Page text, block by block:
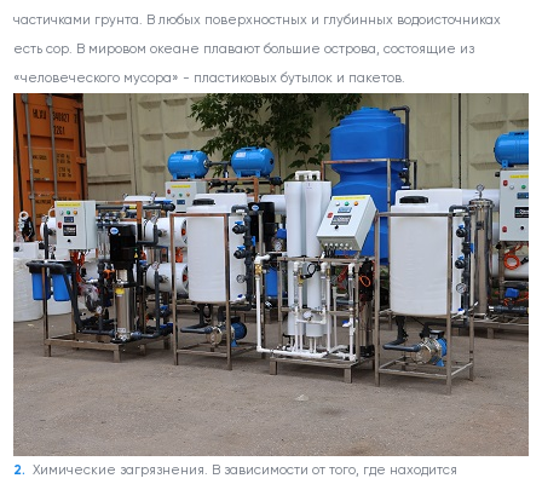
частичками грунта. В любых поверхностных и глубинных водоисточниках
есть сор. В мировом океане плавают большие острова, состоящие из
«человеческого мусора» - пластиковых бутылок и пакетов.
Химические загрязнения. В зависимости от того, где находится